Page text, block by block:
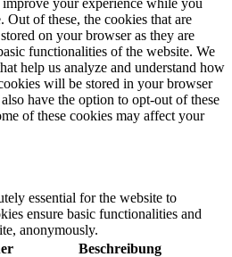
Out of these, the cookies that are
on your browser as they are
functionalities of the website. We
help us analyze and understand how
will be stored in your browser
have the option to opt-out of these
of these cookies may affect your
essential for the website to
ensure basic functionalities and
anonymously.
Beschreibung